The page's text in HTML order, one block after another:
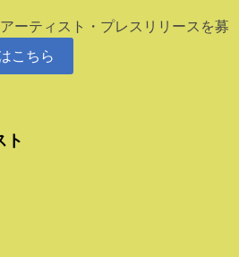
ーティスト・プレスリリースを募
こちら
ト